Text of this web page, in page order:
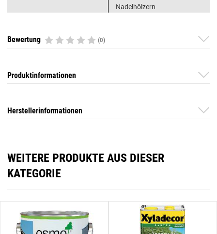
Nadelhölzern
Bewertung (0)
Produktinformationen
Herstellerinformationen
WEITERE PRODUKTE AUS DIESER
KATEGORIE